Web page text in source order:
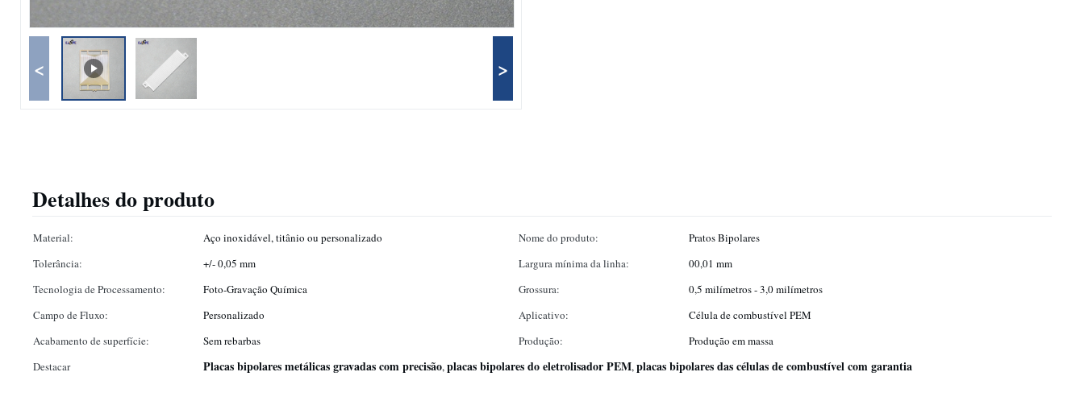
< >
Detalhes do produto
Material: Aço inoxidável, titânio ou personalizado Nome do produto:
Pratos Bipolares
Tolerância:
+/- 0,05 mm Largura mínima da linha:
00,01 mm
Tecnologia de Processamento:
Foto-Gravação Química Grossura:
0,5 milímetros - 3,0 milímetros
Campo de Fluxo:
Personalizado Aplicativo:
Célula de combustível PEM
Acabamento de superfície:
Sem rebarbas Produção:
Produção em massa
Destacar
Placas bipolares metálicas gravadas com precisão,placas bipolares do eletrolisador PEM,placas bipolares das células de combustível com garantia